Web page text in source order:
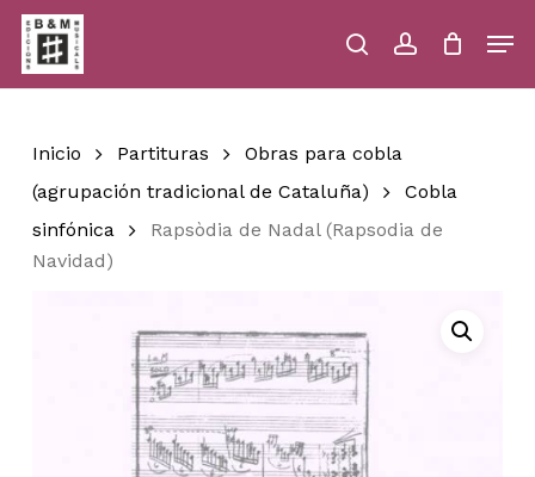
Skip
main
content
searchaccount
Close
Inicio Partituras
Obras para cobla
(agrupación tradicional de Cataluña)
Cobla
sinfónica
Rapsòdia de Nadal (Rapsodia de
Navidad)
Menu